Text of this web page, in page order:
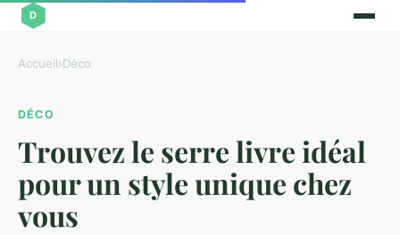
Accueil›Déco
DÉCO
Trouvez le serre livre idéal
pour un style unique chez
vous